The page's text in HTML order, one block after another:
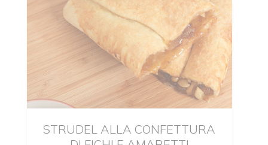
STRUDEL ALLA CONFETTURA